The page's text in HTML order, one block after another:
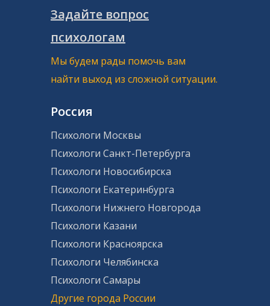
Задайте вопрос
психологам
Мы будем рады помочь вам
найти выход из сложной ситуации.
Россия
Психологи Москвы
Психологи Санкт-Петербурга
Психологи Новосибирска
Психологи Екатеринбурга
Психологи Нижнего Новгорода
Психологи Казани
Психологи Красноярска
Психологи Челябинска
Психологи Самары
Другие города России